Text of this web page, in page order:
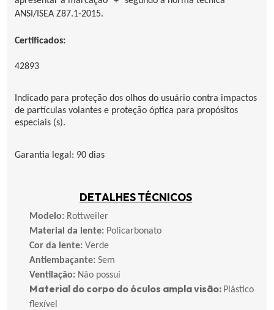
ANSI/ISEA Z87.1-2015.
Certificados:
42893
Indicado para proteção dos olhos do usuário contra impactos
de partículas volantes e proteção óptica para propósitos
especiais (s).
Garantia legal: 90 dias
DETALHES TÉCNICOS
Modelo: Rottweiler
Material da lente: Policarbonato
Cor da lente: Verde
Antiembaçante: Sem
Ventilação: Não possui
Material do corpo do óculos amplavisão: Plástico
flexível